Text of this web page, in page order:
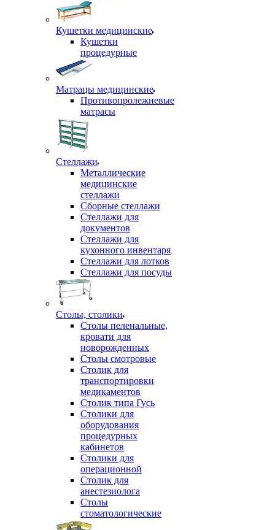
Кушетки медицинские
Кушетки
процедурные
Матрацы медицинские
Противопролежневые
матрасы
Стеллажи
Металлические
медицинские
стеллажи
Сборные стеллажи
Стеллажи для
документов
Стеллажи для
кухонного инвентаря
Стеллажи для лотков
Стеллажи для посуды
Столы, столики
Столы пеленальные,
кровати для
новорожденных
Столы смотровые
Столик для
транспортировки
медикаментов
Столик типа Гусь
Столики для
оборудования
процедурных
кабинетов
Столики для
операционной
Столик для
анестезиолога
Столы
стоматологические